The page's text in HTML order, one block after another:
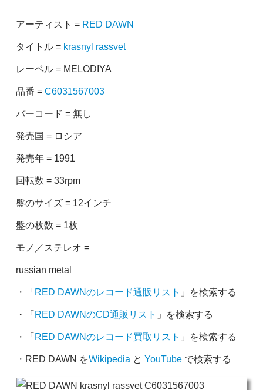
アーティスト = RED DAWN
タイトル = krasnyl rassvet
レーベル = MELODIYA
品番 = C6031567003
バーコード = 無し
発売国 = ロシア
発売年 = 1991
回転数 = 33rpm
盤のサイズ = 12インチ
盤の枚数 = 1枚
モノ／ステレオ =
russian metal
・「 RED DAWNのレコード通販リスト 」を検索する
・「 RED DAWNのCD通販リスト 」を検索する
・「 RED DAWNのレコード買取リスト 」を検索する
・RED DAWN をWikipedia と YouTubeで検索する